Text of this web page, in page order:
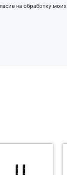
на обработку моих